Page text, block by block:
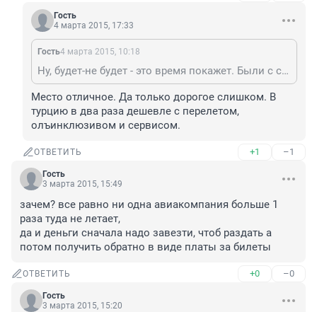
Гость
4 марта 2015, 17:33
Гость4 марта 2015, 10:18
Ну, будет-не будет - это время покажет. Были с семьёй в прошлом году в Крыму, в этом году тоже собираемся. Отличное место)
Место отличное. Да только дорогое слишком. В
турцию в два раза дешевле с перелетом,
олъинклюзивом и сервисом.
ОТВЕТИТЬ +1 –1
Гость
3 марта 2015, 15:49
зачем? все равно ни одна авиакомпания больше 1
раза туда не летает,
да и деньги сначала надо завезти, чтоб раздать а
потом получить обратно в виде платы за билеты
ОТВЕТИТЬ +0 –0
Гость
3 марта 2015, 15:20